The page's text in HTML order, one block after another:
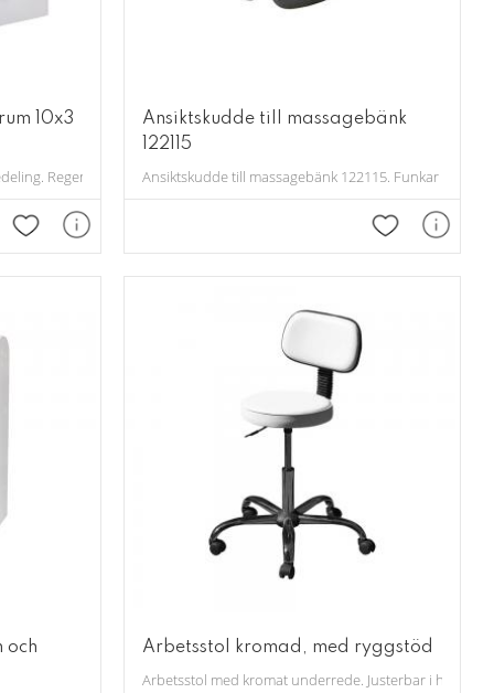
och negativa yttre faktorer.
10x3
Regenererar, ljusar upp och minskar missfärgningar i huden
Lägg till i favoriter
Ansiktskudde till massagebänk
122115
Ansiktskudde till massagebänk 122115. Funkar även
Lägg till i
och
Arbetsstol kromad, med ryggstöd
Arbetsstol med kromat underrede. Justerbar i höjd.